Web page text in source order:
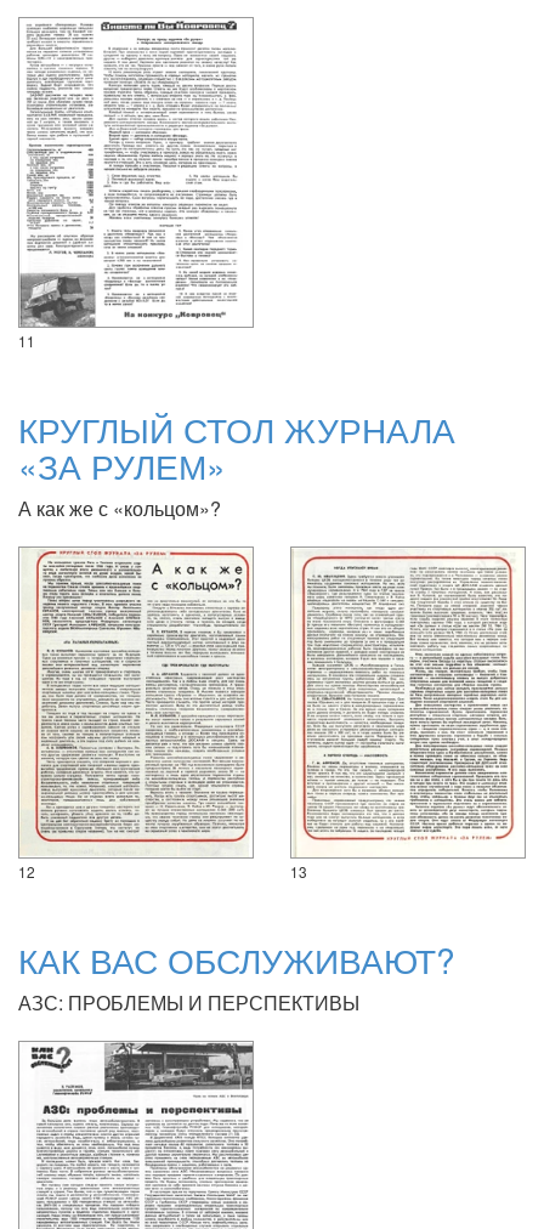
11
КРУГЛЫЙ СТОЛ ЖУРНАЛА
«ЗА РУЛЕМ»
А как же с «кольцом»?
12 13
КАК ВАС ОБСЛУЖИВАЮТ?
АЗС: ПРОБЛЕМЫ И ПЕРСПЕКТИВЫ